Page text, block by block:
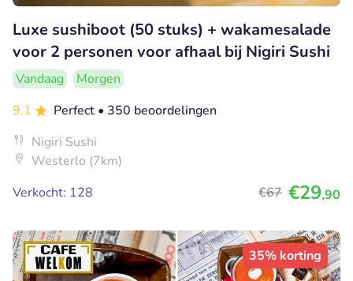
Luxe sushiboot (50 stuks) + wakamesalade
voor 2 personen voor afhaal bij Nigiri Sushi
Vandaag
Morgen
9.1
Perfect • 350 beoordelingen
Nigiri Sushi
Westerlo (7km)
Verkocht: 128
€67 €29,90
35% korting